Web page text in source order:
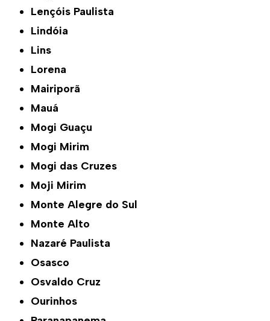
Lençóis Paulista
Lindóia
Lins
Lorena
Mairiporã
Mauá
Mogi Guaçu
Mogi Mirim
Mogi das Cruzes
Moji Mirim
Monte Alegre do Sul
Monte Alto
Nazaré Paulista
Osasco
Osvaldo Cruz
Ourinhos